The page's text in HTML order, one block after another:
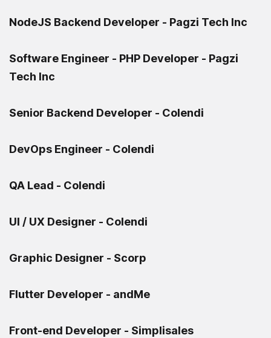
NodeJS Backend Developer - Pagzi Tech Inc
Software Engineer - PHP Developer - Pagzi
Tech Inc
Senior Backend Developer - Colendi
DevOps Engineer - Colendi
QA Lead - Colendi
UI / UX Designer - Colendi
Graphic Designer - Scorp
Flutter Developer - andMe
Front-end Developer - Simplisales